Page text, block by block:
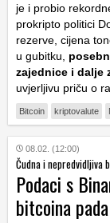
je i probio
prokripto politici
rezerve, cijena
u gubitku,
zajednice i dalje
uvjerljivu priču o
Bitcoin kriptovalute
08.02. (12:00)
Čudna i nepredvidljiva
Podaci s
bitcoina